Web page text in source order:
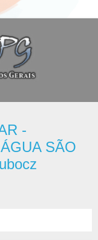
-
SÃO